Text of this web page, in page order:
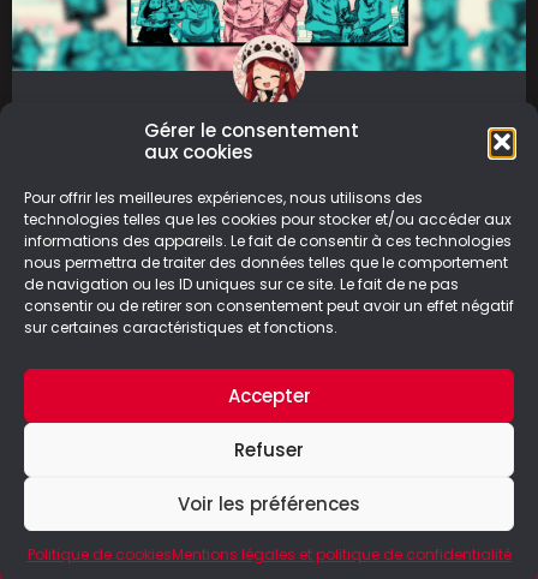
Gérer le consentement
aux cookies
Pour offrir les meilleures expériences, nous utilisons des
technologies telles que les cookies pour stocker et/ou accéder aux
informations des appareils. Le fait de consentir à ces technologies
nous permettra de traiter des données telles que le comportement
de navigation ou les ID uniques sur ce site. Le fait de ne pas
consentir ou de retirer son consentement peut avoir un effet négatif
sur certaines caractéristiques et fonctions.
Accepter
Refuser
Voir les préférences
Politique de cookiesMentions légales et politique de confidentialité
Wednesdays
Découvrez Wednesdays, un jeu intense et
émouvant qui aborde des thématiques fortes
telles que la violence sexuelle, l’orientation
sexuelle et
LIRE LA SUITE
30/03/2025
© Le Geek Paresseux –Mentions légales & Politique de
confidentialité